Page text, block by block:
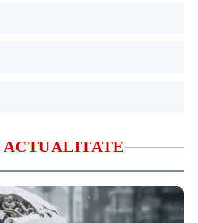
ACTUALITATE